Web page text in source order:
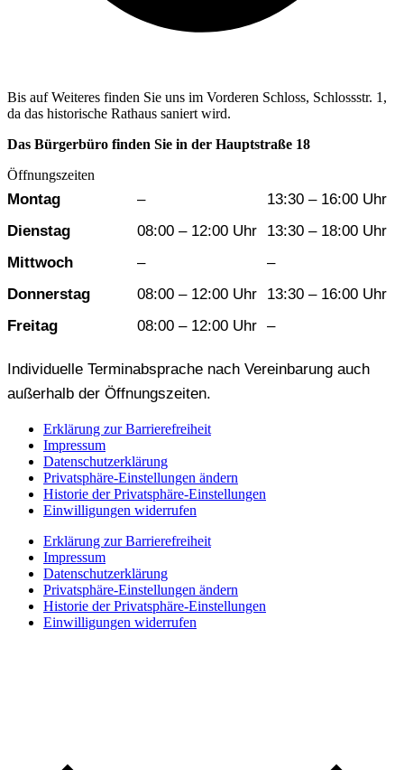
Bis auf Weiteres finden Sie uns im Vorderen Schloss, Schlossstr. 1,
da das historische Rathaus saniert wird.
Das Bürgerbüro finden Sie in der Hauptstraße 18
Öffnungszeiten
Wochentag Vormittag
Montag –
13:30 – 16:00 Uhr
Dienstag
08:00 – 12:00 Uhr
13:30 – 18:00 Uhr
Mittwoch
–
–
Donnerstag
08:00 – 12:00 Uhr
13:30 – 16:00 Uhr
Freitag
08:00 – 12:00 Uhr –
Individuelle Terminabsprache nach Vereinbarung auch
außerhalb der Öffnungszeiten.
Erklärung zur Barrierefreiheit
Impressum
Datenschutzerklärung
Privatsphäre-Einstellungen ändern
Historie der Privatsphäre-Einstellungen
Einwilligungen widerrufen
Erklärung zur Barrierefreiheit
Impressum
Datenschutzerklärung
Privatsphäre-Einstellungen ändern
Historie der Privatsphäre-Einstellungen
Einwilligungen widerrufen